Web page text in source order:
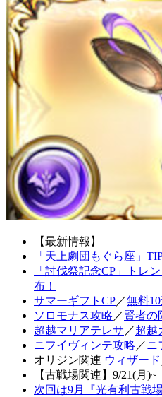
【最新情報】
「天上劇団もぐら座」
「討伐祭記念CP」トレ
布！
サマーギフトCP／無料
ソロモナス攻略 ／賢者の
超越マリアテレサ ／超越
ニフイヴィンテ攻略 ／ニ
オリジン関連 ウィザード
【古戦場関連】9/21(月)~
次回は9月『光有利古戦場